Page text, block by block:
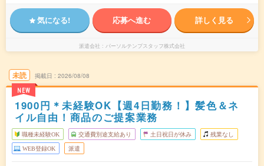
気になる! 応募へ進む 詳しく見る
派遣会社 パーソルテンプスタッフ株式会社
未読
NEW
掲載日 2026/08/08
1900円＊未経験OK【週4日勤務！】髪色＆ネ
イル自由！商品のご提案業務
職種未経験OK 交通費別途支給あり 土日祝日が休み 残業なし
WEB登録OK 派遣